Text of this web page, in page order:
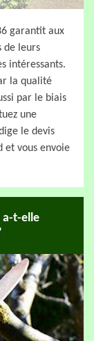
garantit aux
de leurs
intéressants.
la qualité
par le biais
une
le devis
et vous envoie
a-t-elle